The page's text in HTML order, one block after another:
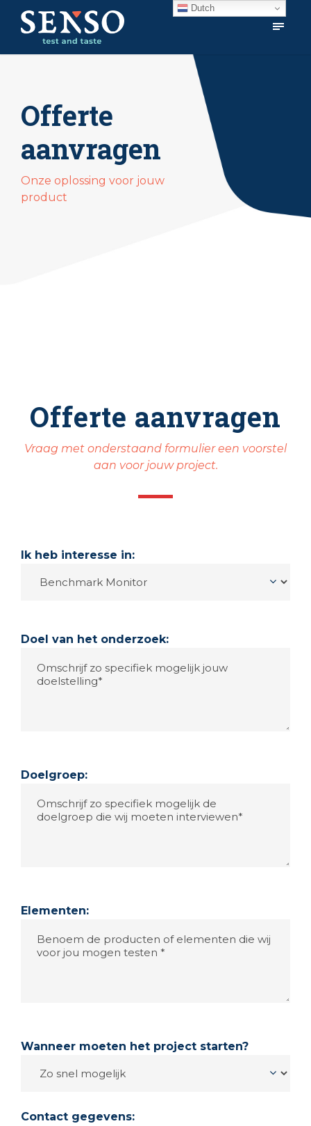
Offerte
aanvragen
Onze oplossing voor jouw
product
Offerte aanvragen
Vraag met onderstaand formulier een voorstel
aan voor jouw project.
Ik heb interesse in:
Doel van het onderzoek:
Doelgroep:
Elementen:
Wanneer moeten het project starten?
Contact gegevens:
Dutch